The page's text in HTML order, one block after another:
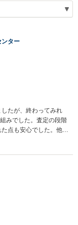
ター
たが、終わってみれ
みでした。査定の段階
点も安心でした。他社
、電話越しの口約束で
ございます。この
がとうございまし
後もご満足いただ
のご利用お待ちし